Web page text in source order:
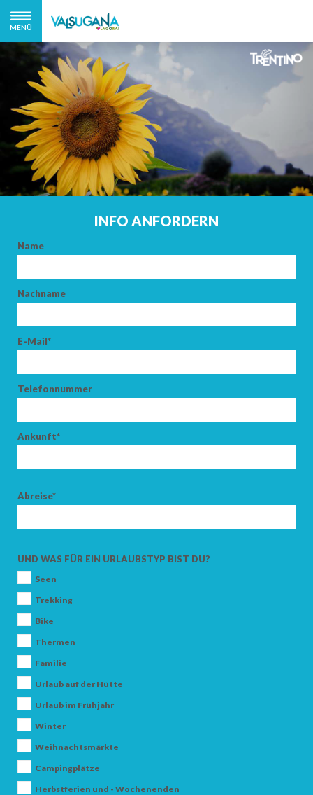
MENÜ
INFO ANFORDERN
Name
Nachname
E-Mail*
Telefonnummer
Ankunft*
Abreise*
UND WAS FÜR EIN URLAUBSTYP BIST DU?
Seen
Trekking
Bike
Thermen
Familie
Urlaub auf der Hütte
Urlaub im Frühjahr
Winter
Weihnachtsmärkte
Campingplätze
Herbstferien und - Wochenenden